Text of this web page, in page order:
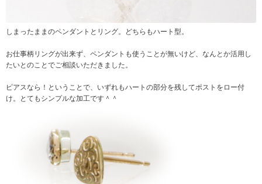
しまったままのペンダントとリング。どちらもハート型。
お仕事柄リングが出来ず、ペンダントも使うことが無いけど、なんとか活用し
たいとのことでご相談いただきました。
ピアスなら！ということで、いずれもハートの部分を残してポストをロー付
け。とてもシンプルな加工です＾＾